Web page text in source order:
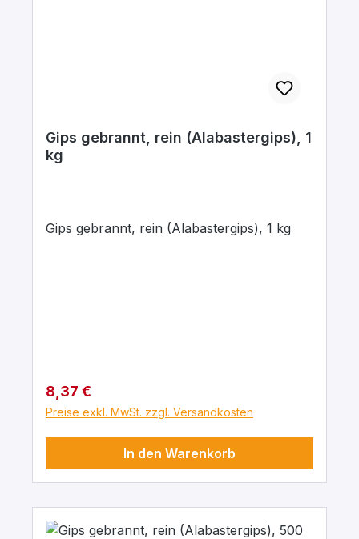
Gips gebrannt, rein (Alabastergips), 1
kg
Gips gebrannt, rein (Alabastergips), 1 kg
Regulärer Preis:
8,37 €
Preise exkl. MwSt. zzgl. Versandkosten
In den Warenkorb